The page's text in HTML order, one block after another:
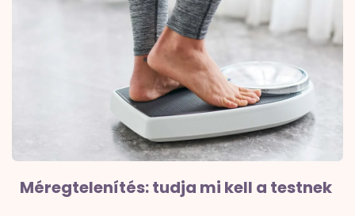
Méregtelenítés: tudja mi kell a testnek